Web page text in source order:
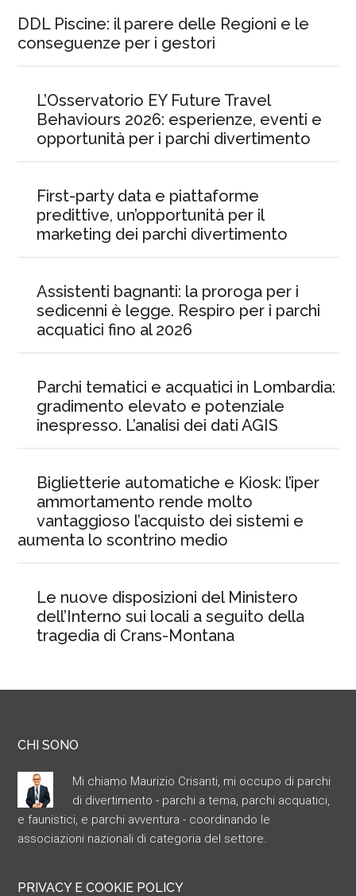
DDL Piscine: il parere delle Regioni e le
conseguenze per i gestori
L’Osservatorio EY Future Travel
Behaviours 2026: esperienze, eventi e
opportunità per i parchi divertimento
First-party data e piattaforme
predittive, un’opportunità per il
marketing dei parchi divertimento
Assistenti bagnanti: la proroga per i
sedicenni è legge. Respiro per i parchi
acquatici fino al 2026
Parchi tematici e acquatici in Lombardia:
gradimento elevato e potenziale
inespresso. L’analisi dei dati AGIS
Biglietterie automatiche e Kiosk: l’iper
ammortamento rende molto
vantaggioso l’acquisto dei sistemi e
aumenta lo scontrino medio
Le nuove disposizioni del Ministero
dell’Interno sui locali a seguito della
tragedia di Crans-Montana
CHI SONO
Mi chiamo Maurizio Crisanti, mi occupo di parchi
di divertimento - parchi a tema, parchi acquatici,
e faunistici, e parchi avventura - coordinando le
associazioni nazionali di categoria del settore.
PRIVACY E COOKIE POLICY